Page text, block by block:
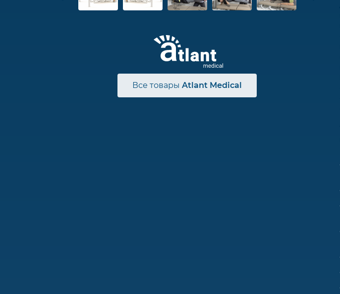
Все товары Atlant Medical